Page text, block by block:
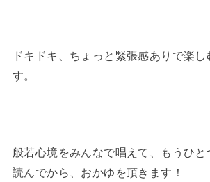
ドキドキ、ちょっと緊張感ありで楽
す。
般若心境をみんなで唱えて、もうひと
読んでから、おかゆを頂きます！